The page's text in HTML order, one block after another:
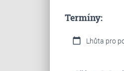
Termíny:
calendar_today Lhůta pro